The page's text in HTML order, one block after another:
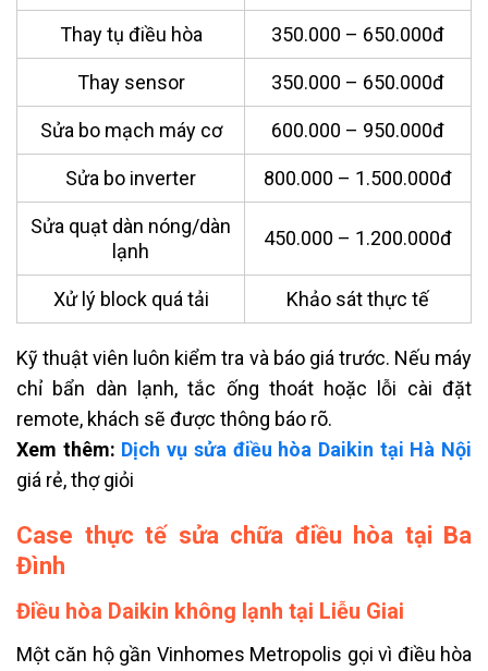
Thay tụ điều hòa 350.000 – 650.000đ
Thay sensor 350.000 – 650.000đ
Sửa bo mạch máy cơ 600.000 – 950.000đ
Sửa bo inverter 800.000 – 1.500.000đ
Sửa quạt dàn nóng/dàn
lạnh
450.000 – 1.200.000đ
Xử lý block quá tải Khảo sát thực tế
Kỹ thuật viên luôn kiểm tra và báo giá trước. Nếu máy
chỉ bẩn dàn lạnh, tắc ống thoát hoặc lỗi cài đặt
remote, khách sẽ được thông báo rõ.
Xem thêm: Dịch vụ sửa điều hòa Daikin tại Hà Nội
giá rẻ, thợ giỏi
Case thực tế sửa chữa điều hòa tại Ba
Đình
Điều hòa Daikin không lạnh tại Liễu Giai
Một căn hộ gần Vinhomes Metropolis gọi vì điều hòa